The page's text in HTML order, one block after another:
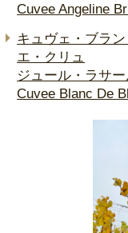
Cuvee Angeline
キュヴェ・ブラ
エ・クリュ
ジュール・ラサ
Cuvee Blanc De